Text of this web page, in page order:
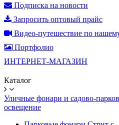
Подписка на новости
Запросить оптовый прайс
Видео-путешествие по
Портфолио
ИНТЕРНЕТ-МАГАЗИН
Каталог
Уличные фонари и садово-
освещение